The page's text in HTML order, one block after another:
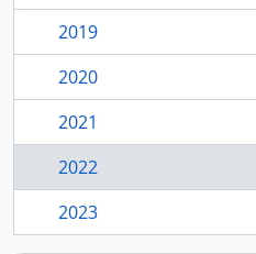
2019
2020
2021
2022
2023